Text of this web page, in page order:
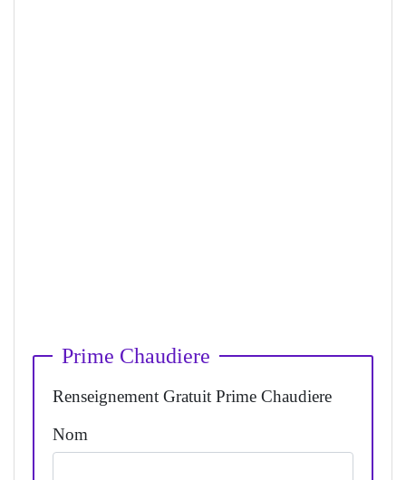
Prime Chaudiere
Renseignement Gratuit Prime Chaudiere
Nom